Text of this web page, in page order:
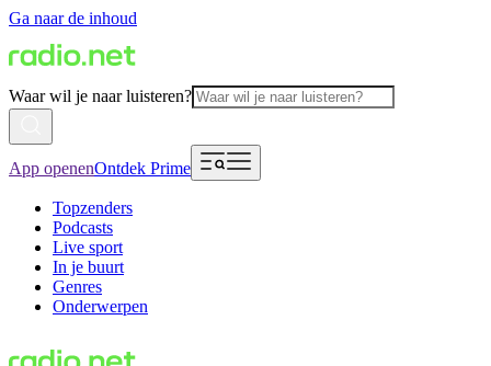
Ga naar de inhoud
Waar wil je naar luisteren?
App openenOntdek Prime
Topzenders
Podcasts
Live sport
In je buurt
Genres
Onderwerpen